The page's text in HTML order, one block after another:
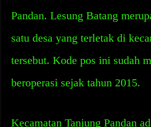
Pandan. Lesung Batang
satu desa yang terletak di
tersebut. Kode pos ini sudah
beroperasi sejak tahun 2015.
Kecamatan Tanjung Pandan